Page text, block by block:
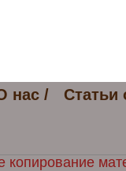
нас / Статьи